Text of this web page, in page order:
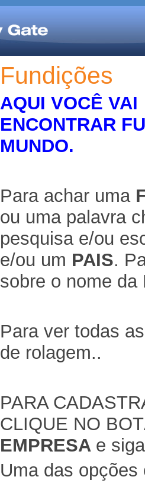
Fundições
AQUI VOCÊ VAI
ENCONTRAR
MUNDO.
Para achar uma
ou uma palavra
pesquisa e/ou
e/ou um PAIS.
sobre o nome da
Para ver todas
de rolagem..
PARA
CLIQUE NO
EMPRESA e
Uma das opções